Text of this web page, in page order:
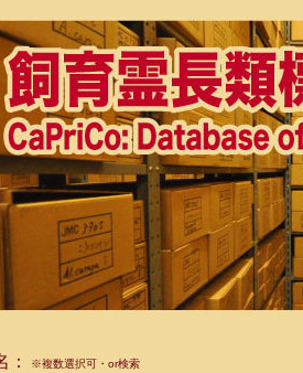
： ※複数選択可・or検索